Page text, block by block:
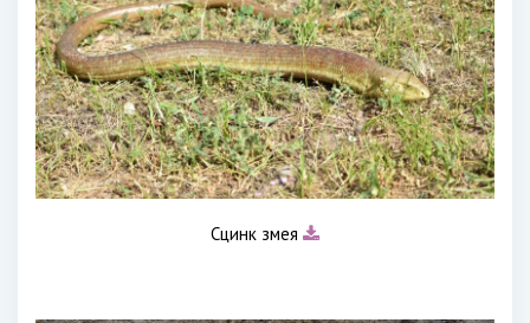
Сцинк змея